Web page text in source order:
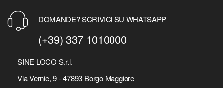
DOMANDE? SCRIVICI SU WHATSAPP
(+39) 337 1010000
SINE LOCO S.r.l.
Via Vernie, 9 - 47893 Borgo Maggiore